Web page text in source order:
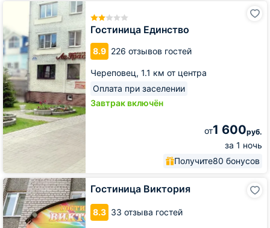
Гостиница Единство
8.9 226 отзывов гостей
Череповец, 1.1 км от центра
Оплата при заселении
Завтрак включён
от1 600руб.
за 1 ночь
Получите80 бонусов
Гостиница
Единство
Гостиница Виктория
8.3 33 отзыва гостей
Гостиница
Виктория